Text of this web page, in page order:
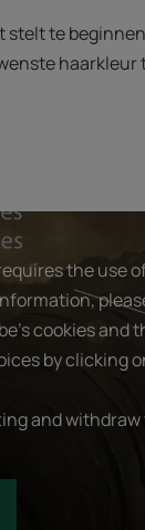
stelt te
haarkleur
the use
cookies and
by clicking
and